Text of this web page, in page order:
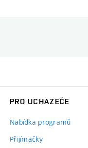
PRO UCHAZEČE
Nabídka programů
Přijímačky